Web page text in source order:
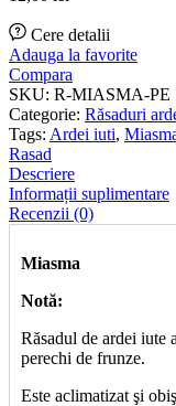
Cere detalii
Adauga la favorite
Compara
SKU: R-MIASMA-PE
Categorie: Răsaduri
Tags: Ardei iuti,
Rasad
Descriere
Informații suplimentare
Recenzii (0)
Miasma
Notă:
Răsadul de ardei iute
perechi de frunze.
Este aclimatizat şi